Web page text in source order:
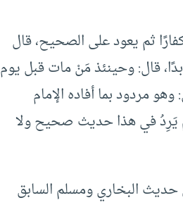
ثم يعود على الصحيح، قال
قال: وحينئذ مَنْ مات قبل يوم
مردود بما أفاده الإمام
يَرِدُ في هذا حديث صحيح ولا
حديث البخاري ومسلم السابق